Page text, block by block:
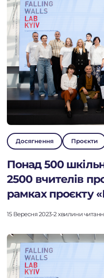
Перейти до
Досягнення Проєкти
Понад 500
2500 вчителів
рамках проєкту
15 Вересня 2023•2 хвилини